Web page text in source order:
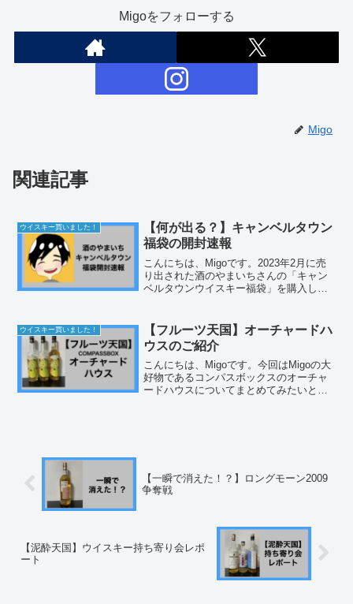
Migoをフォローする
Migo
関連記事
ウイスキー買いました！
【何が出る？】キャンベルタウン
福袋の開封速報
こんにちは、Migoです。2023年2月に売
り出された酒のやまいちさんの「キャン
ベルタウンウイスキー福袋」を購入しま
いますが、オリジナルのウイスキー
（PB）も結構出されて...
ウイスキー買いました！
【フルーツ天国】オーチャードハ
ウスのご紹介
こんにちは、Migoです。今回はMigoの大
好物であるコンパスボックスのオーチャ
ードハウスについてまとめてみたいと思
【一瞬で消えた！？】ロングモーン2009
争奪戦
【泥酔天国】ウイスキー持ち寄り会レポ
ート